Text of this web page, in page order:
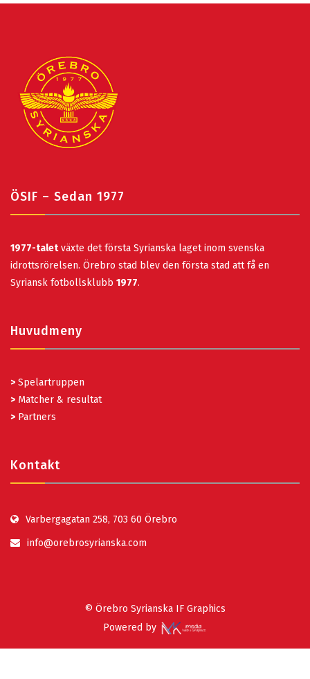
ÖSIF – Sedan 1977
1977-taletväxte det första Syrianska laget inom svenska
idrottsrörelsen. Örebro stad blev den första stad att få en
Syriansk fotbollsklubb 1977.
Huvudmeny
> Spelartruppen
> Matcher & resultat
> Partners
Kontakt
Varbergagatan 258, 703 60 Örebro
info@orebrosyrianska.com
© Örebro Syrianska IF Graphics
Powered by